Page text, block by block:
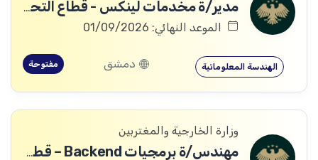
مدير/ة مخدمات لينكس - قطاع التحول الرقمي
الموعد النهائي: 01/09/2026
الهندسة المعلوماتية دمشق مفتوحة
وزارة الخارجية والمغتربين
مهندس/ة برمجيات Backend – قطاع التحول الرقمي